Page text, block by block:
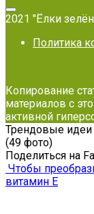
2021 "Ёлки
Политика
Копирование
материалов с
активной
Трендовые
(49 фото)
Поделиться на
Чтобы
витамин Е